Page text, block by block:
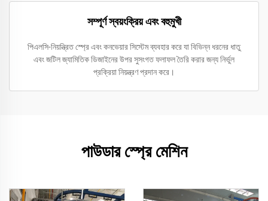
সম্পূর্ণ স্বয়ংক্রিয় এবং বহুমুখী
পিএলসি-নিয়ন্ত্রিত স্প্রে এবং কনভেয়ার সিস্টেম ব্যবহার করে যা বিভিন্ন ধরনের ধাতু
এবং জটিল জ্যামিতিক ডিজাইনের উপর সুসংগত ফলাফল তৈরি করার জন্য নির্ভুল
প্রক্রিয়া নিয়ন্ত্রণ প্রদান করে।
পাউডার স্প্রে মেশিন